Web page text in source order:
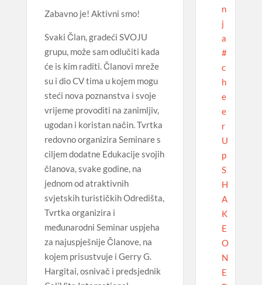
Zabavno je! Aktivni smo!
Svaki Član, gradeći SVOJU
grupu, može sam odlučiti kada
će is kim raditi. Članovi mreže
su i dio CV tima u kojem mogu
steći nova poznanstva i svoje
vrijeme provoditi na zanimljiv,
ugodan i koristan način. Tvrtka
redovno organizira Seminare s
ciljem dodatne Edukacije svojih
članova, svake godine, na
jednom od atraktivnih
svjetskih turističkih Odredišta,
Tvrtka organizira i
međunarodni Seminar uspjeha
za najuspješnije Članove, na
kojem prisustvuje i Gerry G.
Hargitai, osnivač i predsjednik
n
j
a
#
c
h
e
e
r
U
p
S
H
A
K
E
O
N
E